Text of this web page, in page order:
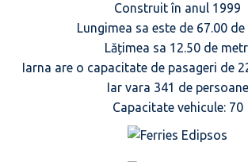
Construit în anul 1999
Lungimea sa este de 67.00
Lățimea sa 12.50 de
Iarna are o capacitate de pasageri de
Iar vara 341 de persoane
Capacitate vehicule: 70